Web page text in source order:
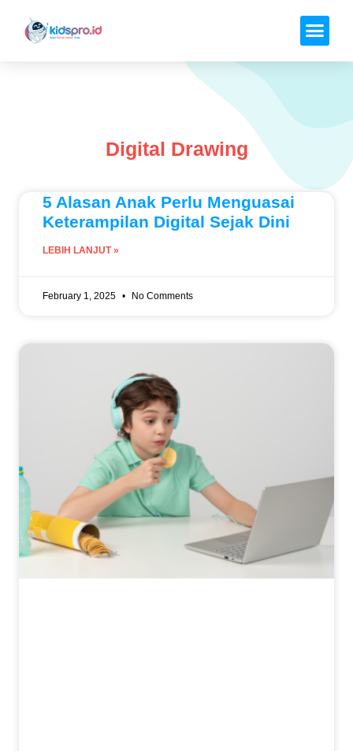
Digital Drawing
5 Alasan Anak Perlu Menguasai
Keterampilan Digital Sejak Dini
LEBIH LANJUT »
February 1, 2025 No Comments